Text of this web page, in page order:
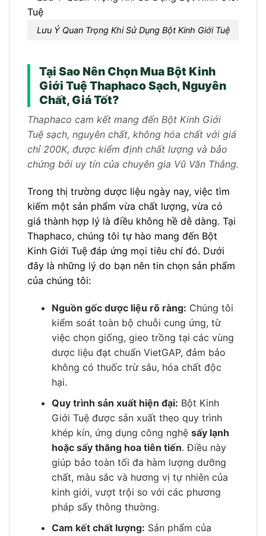
Lưu Ý Quan Trọng Khi Sử Dụng Bột Kinh Giới Tuệ
Tại Sao Nên Chọn Mua Bột Kinh
Giới Tuệ Thaphaco Sạch, Nguyên
Chất, Giá Tốt?
Thaphaco cam kết mang đến Bột Kinh Giới
Tuệ sạch, nguyên chất, không hóa chất với giá
chỉ 200K, được kiểm định chất lượng và bảo
chứng bởi uy tín của chuyên gia Vũ Văn Thắng.
Trong thị trường dược liệu ngày nay, việc tìm
kiếm một sản phẩm vừa chất lượng, vừa có
giá thành hợp lý là điều không hề dễ dàng. Tại
Thaphaco, chúng tôi tự hào mang đến Bột
Kinh Giới Tuệ đáp ứng mọi tiêu chí đó. Dưới
đây là những lý do bạn nên tin chọn sản phẩm
của chúng tôi:
Nguồn gốc dược liệu rõ ràng: Chúng tôi
kiểm soát toàn bộ chuỗi cung ứng, từ
việc chọn giống, gieo trồng tại các vùng
dược liệu đạt chuẩn VietGAP, đảm bảo
không có thuốc trừ sâu, hóa chất độc
hại.
Quy trình sản xuất hiện đại: Bột Kinh
Giới Tuệ được sản xuất theo quy trình
khép kín, ứng dụng công nghệ sấy lạnh
hoặc sấy thăng hoa tiên tiến. Điều này
giúp bảo toàn tối đa hàm lượng dưỡng
chất, màu sắc và hương vị tự nhiên của
kinh giới, vượt trội so với các phương
pháp sấy thông thường.
Cam kết chất lượng: Sản phẩm của